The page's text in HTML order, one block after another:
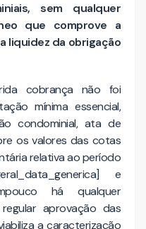
sem qualquer
que comprove a
liquidez da obrigação
cobrança não foi
mínima essencial,
condominial, ata de
os valores das cotas
relativa ao período
e
há qualquer
aprovação das
a caracterização